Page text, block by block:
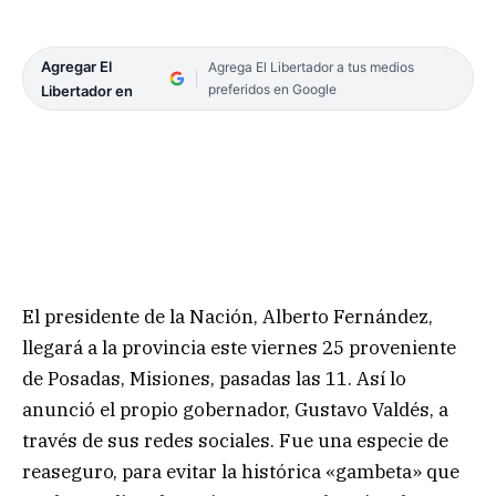
Agregar El
Libertador en
Agrega El Libertador a tus medios
preferidos en Google
El presidente de la Nación, Alberto Fernández,
llegará a la provincia este viernes 25 proveniente
de Posadas, Misiones, pasadas las 11. Así lo
anunció el propio gobernador, Gustavo Valdés, a
través de sus redes sociales. Fue una especie de
reaseguro, para evitar la histórica «gambeta» que